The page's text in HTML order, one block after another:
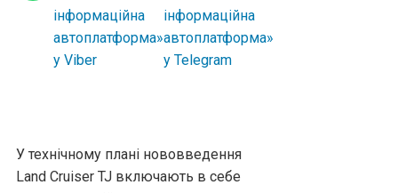
У технічному плані нововведення
Land Cruiser TJ включають в себе